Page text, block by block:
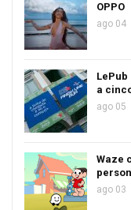
OPPO
ago 04
LePub
a
ago 05
Waze
ago 03